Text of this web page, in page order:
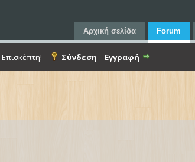
Αρχική σελίδα Forum
Σύνδεση Εγγραφή